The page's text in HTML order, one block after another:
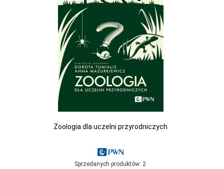
Zoologia dla uczelni przyrodniczych
Sprzedanych produktów: 2